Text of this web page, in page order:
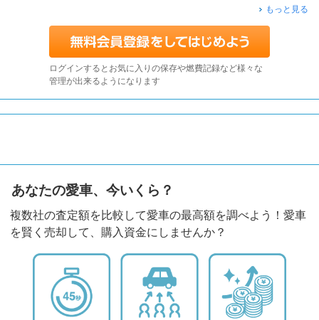
もっと見る
ログインするとお気に入りの保存や燃費記録など様々な
管理が出来るようになります
あなたの愛車、今いくら？
複数社の査定額を比較して愛車の最高額を調べよう！愛車
を賢く売却して、購入資金にしませんか？